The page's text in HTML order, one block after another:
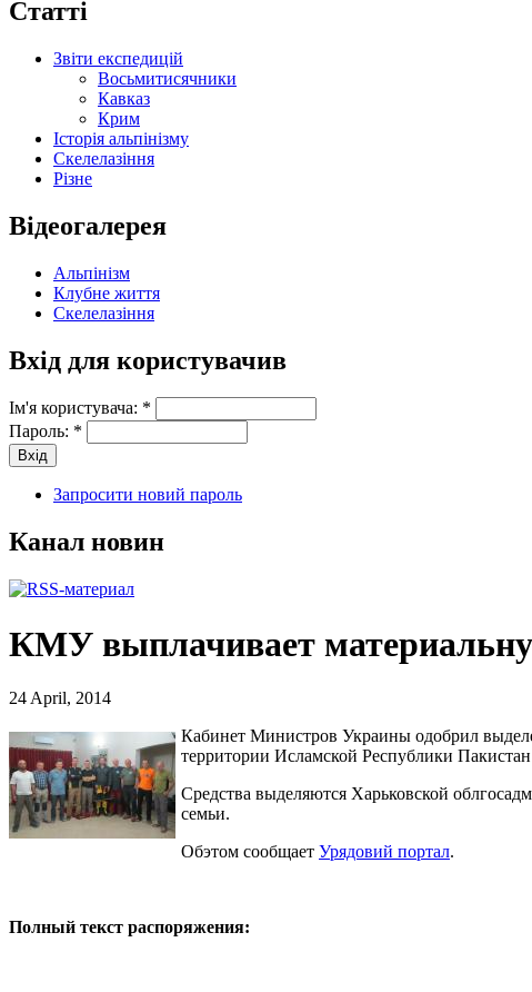
Статті
Звіти експедицій
Восьмитисячники
Кавказ
Крим
Історія альпінізму
Скелелазіння
Різне
Відеогалерея
Альпінізм
Клубне життя
Скелелазіння
Вхід для користувачив
Ім'я користувача: *
Пароль: *
Запросити новий пароль
Канал новин
КМУ выплачивает
24 April, 2014
Кабинет Министров Украины одобрил
территории Исламской Республики
Средства выделяются Харьковской
семьи.
Обэтом сообщает Урядовий портал.
Полный текст распоряжения: